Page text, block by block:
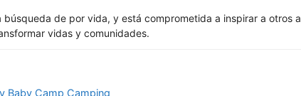
de por vida, y está comprometida a inspirar a otros a
vidas y comunidades.
Baby Camp Camping